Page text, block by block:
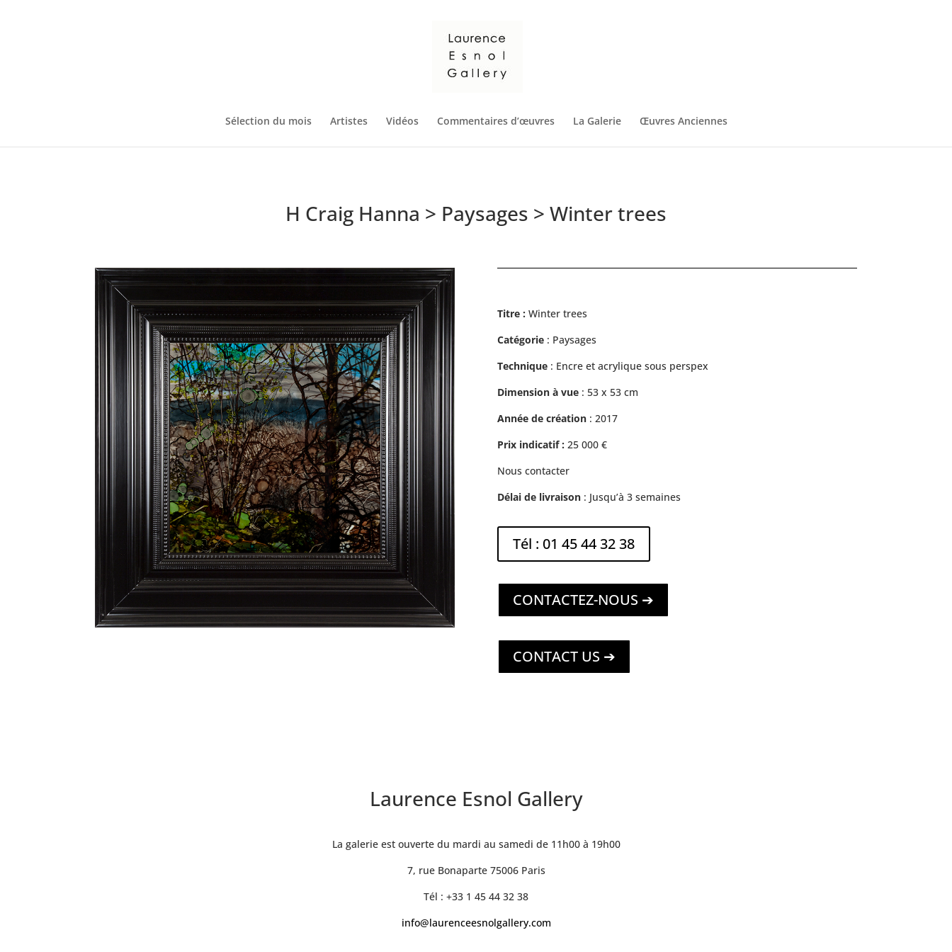
Sélection du mois Artistes Vidéos Commentaires d’œuvres La Galerie Œuvres Anciennes
H Craig Hanna > Paysages > Winter trees
Titre : Winter trees
Catégorie: Paysages
Technique : Encre et acrylique sous perspex
Dimension à vue: 53 x 53 cm
Année de création: 2017
Prix indicatif : 25 000 €
Nous contacter
Délai de livraison: Jusqu’à 3 semaines
Tél : 01 45 44 32 38
CONTACTEZ-NOUS ➔
CONTACT US ➔
Laurence Esnol Gallery
La galerie est ouverte du mardi au samedi de 11h00 à 19h00
7, rue Bonaparte 75006 Paris
Tél : +33 1 45 44 32 38
info@laurenceesnolgallery.com